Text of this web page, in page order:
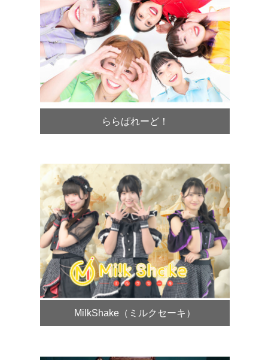
ららぱれーど！
MilkShake（ミルクセーキ）